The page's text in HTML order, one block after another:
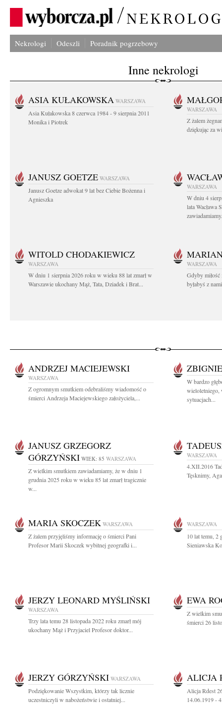
Nekrologi Odeszli Poradnik pogrzebowy
Inne nekrologi
ASIA KUŁAKOWSKA WARSZAWA
Asia Kułakowska 8 czerwca 1984 - 9 sierpnia 2011
Monika i Piotrek
WARSZAWA
Z żalem
dziękując za
JANUSZ GOETZE WARSZAWA
Janusz Goetze adwokat 9 lat bez Ciebie Bożenna i
Agnieszka
WARSZAWA
W dniu 4
lata Wacława
WITOLD CHODAKIEWICZ
WARSZAWA
W dniu 1 sierpnia 2026 roku w wieku 88 lat zmarł w
Warszawie ukochany Mąż, Tata, Dziadek i Brat...
WARSZAWA
Gdyby miłość
byłabyś z
ANDRZEJ MACIEJEWSKI
WARSZAWA
Z ogromnym smutkiem odebraliśmy wiadomość o
śmierci Andrzeja Maciejewskiego założyciela,...
W bardzo
wieloletniego,
sytuacjach...
JANUSZ GRZEGORZ
GÓRZYŃSKI WIEK: 85 WARSZAWA
Z wielkim smutkiem zawiadamiamy, że w dniu 1
grudnia 2025 roku w wieku 85 lat zmarł tragicznie
w...
WARSZAWA
4.XII.2016
Tęsknimy,
MARIA SKOCZEK WARSZAWA
Z żalem przyjęliśmy informację o śmierci Pani
Profesor Marii Skoczek wybitnej geografki i...
WARSZAWA
10 lat temu, 2
Sieniawska
JERZY LEONARD MYŚLIŃSKI
WARSZAWA
Trzy lata temu 28 listopada 2022 roku zmarł mój
ukochany Mąż i Przyjaciel Profesor doktor...
EWA
Z wielkim
śmierci 26
JERZY GÓRZYŃSKI WARSZAWA
Podziękowanie Wszystkim, którzy tak licznie
uczestniczyli w nabożeństwie i ostatniej...
ALICJA
Alicja Rdest
14.06.1919 -